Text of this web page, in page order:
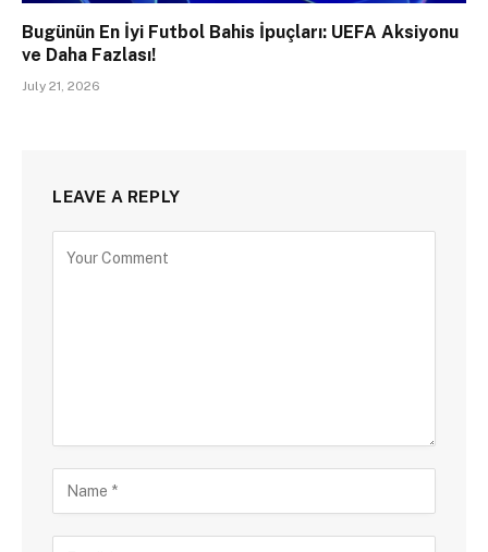
Bugünün En İyi Futbol Bahis İpuçları: UEFA Aksiyonu
ve Daha Fazlası!
July 21, 2026
LEAVE A REPLY